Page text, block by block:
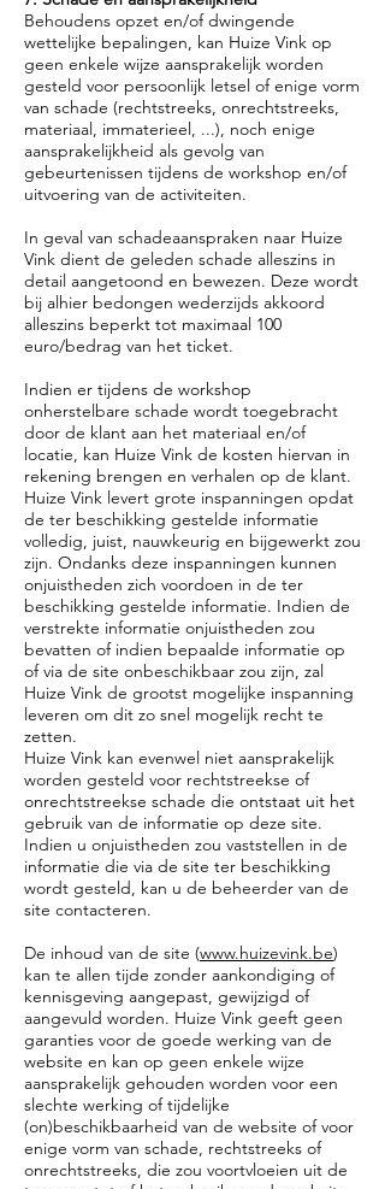
Behoudens opzet en/of dwingende
wettelijke bepalingen, kan Huize Vink op
geen enkele wijze aansprakelijk worden
gesteld voor persoonlijk letsel of enige vorm
van schade (rechtstreeks, onrechtstreeks,
materiaal, immaterieel, ...), noch enige
aansprakelijkheid als gevolg van
gebeurtenissen tijdens de workshop en/of
uitvoering van de activiteiten.
In geval van schadeaanspraken naar Huize
Vink dient de geleden schade alleszins in
detail aangetoond en bewezen. Deze wordt
bij alhier bedongen wederzijds akkoord
alleszins beperkt tot maximaal 100
euro/bedrag van het ticket.
Indien er tijdens de workshop
onherstelbare schade wordt toegebracht
door de klant aan het materiaal en/of
locatie, kan Huize Vink de kosten hiervan in
rekening brengen en verhalen op de klant.
Huize Vink levert grote inspanningen opdat
de ter beschikking gestelde informatie
volledig, juist, nauwkeurig en bijgewerkt zou
zijn. Ondanks deze inspanningen kunnen
onjuistheden zich voordoen in de ter
beschikking gestelde informatie. Indien de
verstrekte informatie onjuistheden zou
bevatten of indien bepaalde informatie op
of via de site onbeschikbaar zou zijn, zal
Huize Vink de grootst mogelijke inspanning
leveren om dit zo snel mogelijk recht te
zetten.
Huize Vink kan evenwel niet aansprakelijk
worden gesteld voor rechtstreekse of
onrechtstreekse schade die ontstaat uit het
gebruik van de informatie op deze site.
Indien u onjuistheden zou vaststellen in de
informatie die via de site ter beschikking
wordt gesteld, kan u de beheerder van de
site contacteren.
De inhoud van de site (www.huizevink.be)
kan te allen tijde zonder aankondiging of
kennisgeving aangepast, gewijzigd of
aangevuld worden. Huize Vink geeft geen
garanties voor de goede werking van de
website en kan op geen enkele wijze
aansprakelijk gehouden worden voor een
slechte werking of tijdelijke
(on)beschikbaarheid van de website of voor
enige vorm van schade, rechtstreeks of
onrechtstreeks, die zou voortvloeien uit de